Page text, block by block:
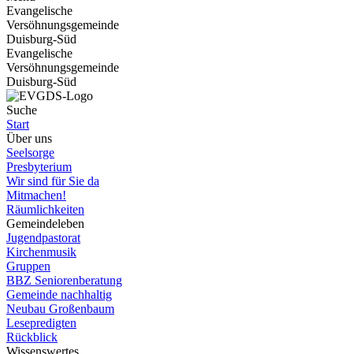
Evangelische
Versöhnungsgemeinde
Duisburg-Süd
Evangelische
Versöhnungsgemeinde
Duisburg-Süd
Suche
Start
Über uns
Seelsorge
Presbyterium
Wir sind für Sie da
Mitmachen!
Räumlichkeiten
Gemeindeleben
Jugendpastorat
Kirchenmusik
Gruppen
BBZ Seniorenberatung
Gemeinde nachhaltig
Neubau Großenbaum
Lesepredigten
Rückblick
Wissenswertes